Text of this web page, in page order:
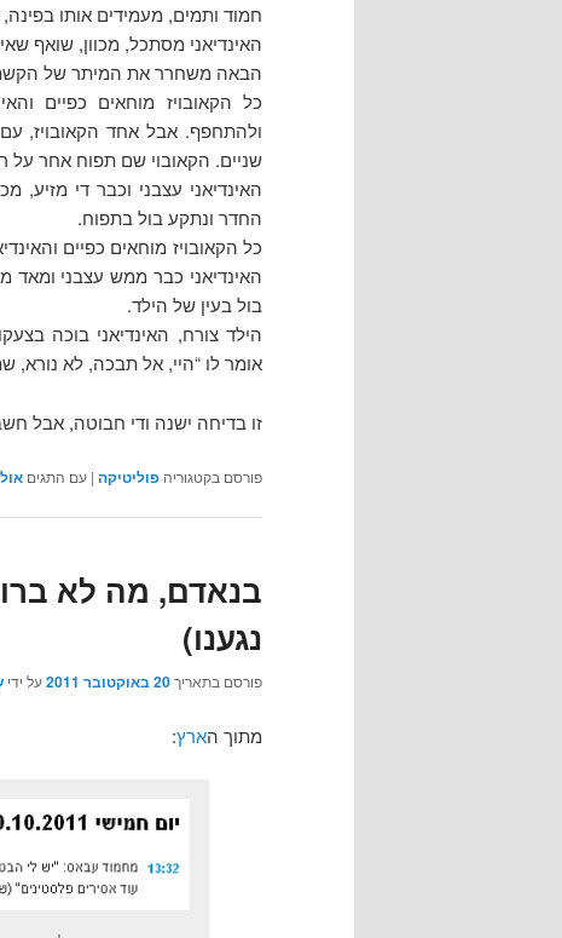
חמוד ותמים, מעמידים אותו
האינדיאני מסתכל, מכוון, שואף
הבאה משחרר את המיתר של
כל הקאובויז מוחאים כפיים
ולהתחפף. אבל אחד הקאובויז, עם
שניים. הקאובוי שם תפוח אחר על
האינדיאני עצבני וכבר די
החדר ונתקע בול בתפוח.
כל הקאובויז מוחאים כפיים
האינדיאני כבר ממש עצבני
בול בעין של הילד.
הילד צורח, האינדיאני בוכה
אומר לו “היי, אל תבכה, לא נורא,
זו בדיחה ישנה ודי חבוטה, אבל
פורסם בקטגוריה פוליטיקה | עם התגים
בנאדם, מה לא
נגענו)
פורסם בתאריך20 באוקטובר 2011 על ידי
מתוך הארץ: